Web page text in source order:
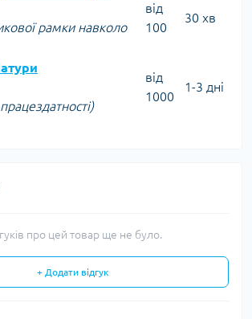
рамки навколо
від
100
30 хв
від
1000
1-3 дні
про цей товар ще не було.
+ Додати відгук